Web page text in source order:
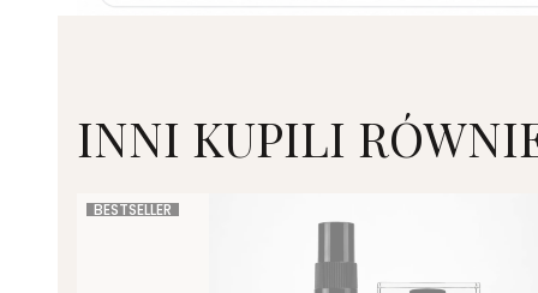
INNI KUPILI
BESTSELLER